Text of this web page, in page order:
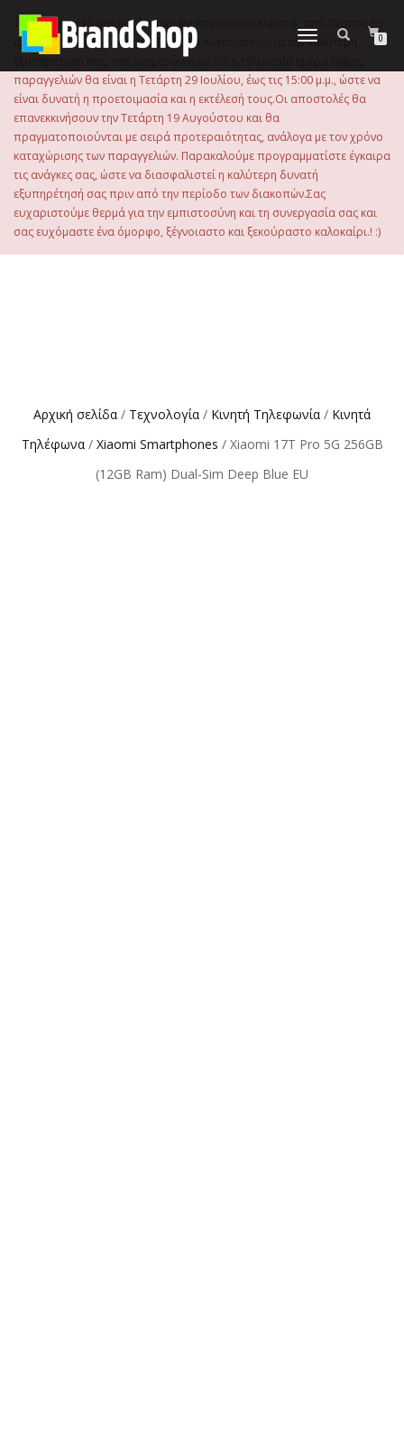
περιεχόμενο
Εναλλαγή
0
Το ηλεκτρονικό μας κατάστημα θα παραμείνει κλειστό, από Πέμπτη 30
Ιουλίου 2026 μέχρι και την Τρίτη 18 Αυγούστου. Για την καλύτερη
εξυπηρέτησή σας, σας ενημερώνουμε ότι η τελευταία ημέρα λήψης
παραγγελιών θα είναι η Τετάρτη 29 Ιουλίου, έως τις 15:00 μ.μ., ώστε να
είναι δυνατή η προετοιμασία και η εκτέλεσή τους.Οι αποστολές θα
επανεκκινήσουν την Τετάρτη 19 Αυγούστου και θα
πραγματοποιούνται με σειρά προτεραιότητας, ανάλογα με τον χρόνο
καταχώρισης των παραγγελιών. Παρακαλούμε προγραμματίστε έγκαιρα
τις ανάγκες σας, ώστε να διασφαλιστεί η καλύτερη δυνατή
εξυπηρέτησή σας πριν από την περίοδο των διακοπών.Σας
ευχαριστούμε θερμά για την εμπιστοσύνη και τη συνεργασία σας και
σας ευχόμαστε ένα όμορφο, ξέγνοιαστο και ξεκούραστο καλοκαίρι.! :)
Αρχική σελίδα / Τεχνολογία / Κινητή Τηλεφωνία / Κινητά
Τηλέφωνα/ Xiaomi Smartphones / Xiaomi 17T Pro 5G 256GB
(12GB Ram) Dual-Sim Deep Blue EU